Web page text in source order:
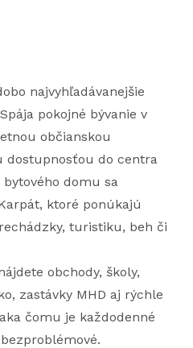
najvyhľadávanejšie
pokojné bývanie v
občianskou
dostupnosťou do centra
domu sa
ktoré ponúkajú
turistiku, beh či
obchody, školy,
zastávky MHD aj rýchle
čomu je každodenné